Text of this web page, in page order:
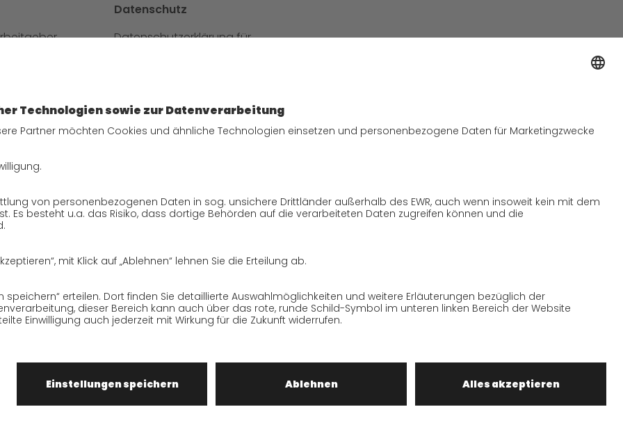
Datenschutz
Datenschutzerklärung für
Datenschutzerklärung für
Datenschutzerklärung
Datenschutzerklärung Social
Media
App
Cookies
unserer Website, die ausschließlich Ihrer Information dienen, wurden daher mit größter Sorgfalt
dafür, dass dieser Service nur gehalten werden kann, wenn die zugrunde gelegten
Einfluss haben, dies zulassen. Wir müssen daher die gemachten Angaben unter Vorbehalt stellen,
ableitbare Zusicherungen und Aktualität der Inhalte keine Gewähr übernehmen können.
GmbH